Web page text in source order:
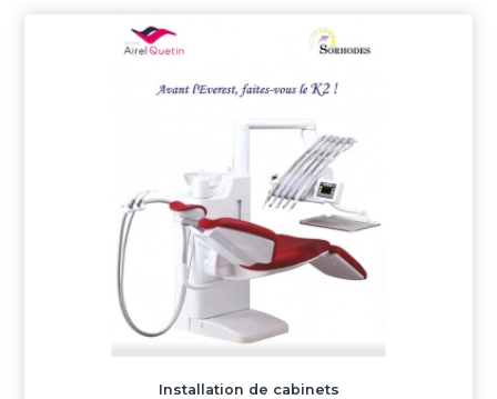
Installation de cabinets